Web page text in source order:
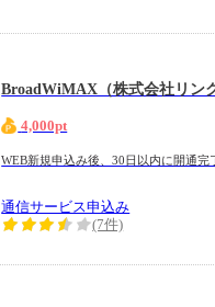
BroadWiMAX（株式会社リン
4,000pt
WEB新規申込み後、30日以内に開通完
通信サービス申込み
(7件)